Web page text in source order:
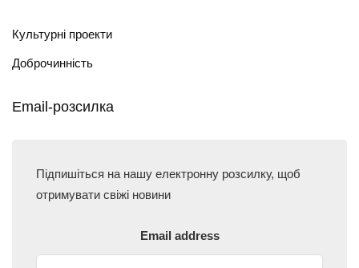
Культурні проекти
Доброчинність
Email-розсилка
Підпишіться на нашу електронну розсилку, щоб
отримувати свіжі новини
Email address